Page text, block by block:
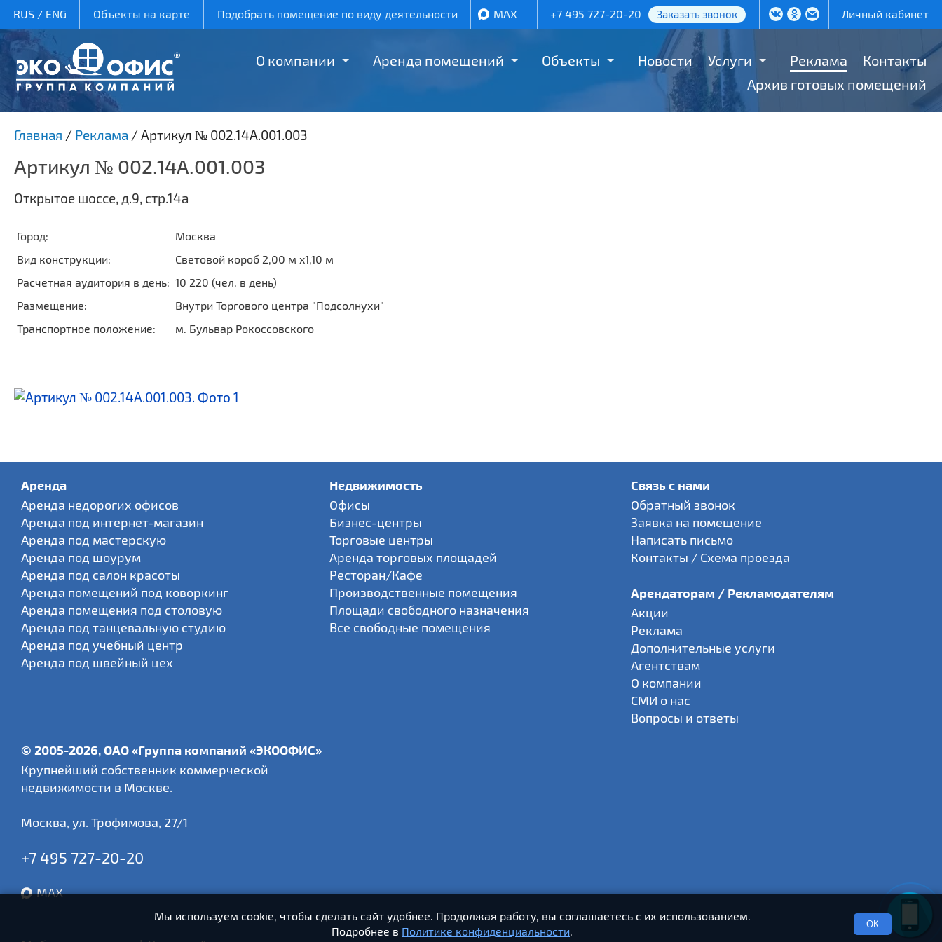
RUS/ ENG Объекты на карте Подобрать помещение по виду деятельности MAX +7 495 727-20-20 Заказать звонок Личный кабинет
О компании Аренда помещений Объекты Новости Услуги Реклама
Контакты
Архив готовых помещений
Главная / Реклама / Артикул № 002.14А.001.003
Артикул № 002.14А.001.003
Открытое шоссе, д.9, стр.14а
Город:
Москва
Вид конструкции:
Световой короб 2,00 м x1,10 м
Расчетная аудитория в день: 10 220 (чел. в день)
Размещение:
Внутри Торгового центра "Подсолнухи"
Транспортное положение:
м. Бульвар Рокоссовского
Аренда
Аренда недорогих офисов
Аренда под интернет-магазин
Аренда под мастерскую
Аренда под шоурум
Аренда под салон красоты
Аренда помещений под коворкинг
Аренда помещения под столовую
Аренда под танцевальную студию
Аренда под учебный центр
Аренда под швейный цех
Недвижимость
Офисы
Бизнес-центры
Торговые центры
Аренда торговых площадей
Ресторан/Кафе
Производственные помещения
Площади свободного назначения
Все свободные помещения
Связь с нами
Обратный звонок
Заявка на помещение
Написать письмо
Контакты / Схема проезда
Арендаторам / Рекламодателям
Акции
Реклама
Дополнительные услуги
Агентствам
О компании
СМИ о нас
Вопросы и ответы
© 2005-2026, ОАО «Группа компаний «ЭКООФИС»
Крупнейший собственник коммерческой
недвижимости в Москве.
Москва, ул. Трофимова, 27/1
+7 495 727-20-20
MAX
Мы используем cookie, чтобы сделать сайт удобнее. Продолжая работу, вы соглашаетесь с их использованием.
Подробнее в Политике конфиденциальности.
ОК